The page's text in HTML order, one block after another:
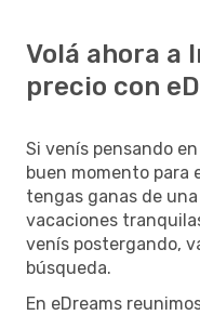
Volá ahora a
precio con
Si venís pensando en
buen momento para
tengas ganas de
vacaciones
venís postergando,
búsqueda.
En eDreams